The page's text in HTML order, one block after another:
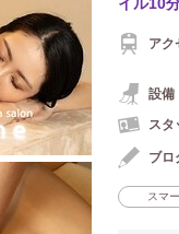
アク
設備
スタ
ブロ
スマ